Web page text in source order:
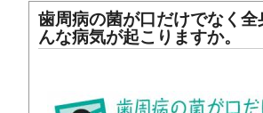
歯周病の菌が口だけでなく
んな病気が起こりますか。